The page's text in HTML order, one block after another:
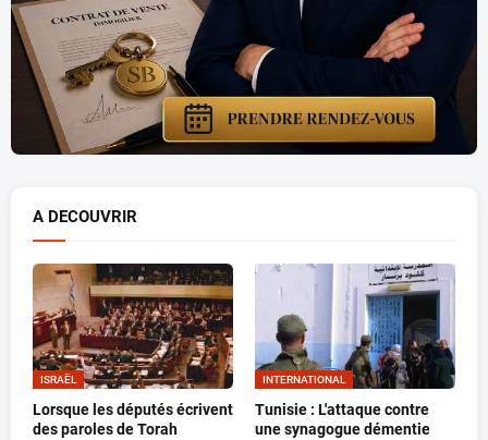
A DECOUVRIR
ISRAËL
Lorsque les députés écrivent
des paroles de Torah
INTERNATIONAL
Tunisie : L'attaque contre
une synagogue démentie